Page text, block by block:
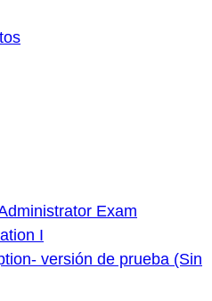
Exam
I
versión de prueba (Sin